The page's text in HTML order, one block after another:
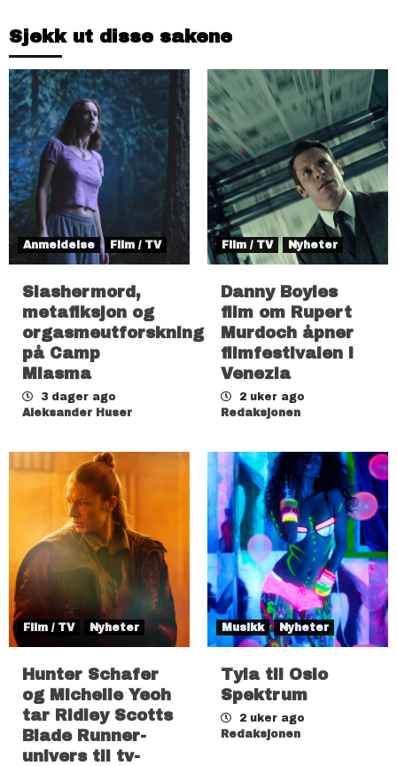
Sjekk ut disse sakene
Anmeldelse Film / TV
Slashermord,
metafiksjon og
orgasmeutforskning
på Camp
Miasma
3 dager ago
Aleksander Huser
Film / TV Nyheter
Danny Boyles
film om Rupert
Murdoch åpner
filmfestivalen i
Venezia
2 uker ago
Redaksjonen
Film / TV Nyheter
Hunter Schafer
og Michelle Yeoh
tar Ridley Scotts
Blade Runner-
univers til tv-
Musikk Nyheter
Tyla til Oslo
Spektrum
2 uker ago
Redaksjonen